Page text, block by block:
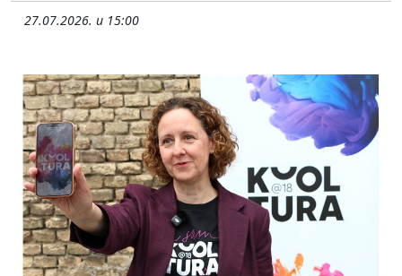
27.07.2026. u 15:00